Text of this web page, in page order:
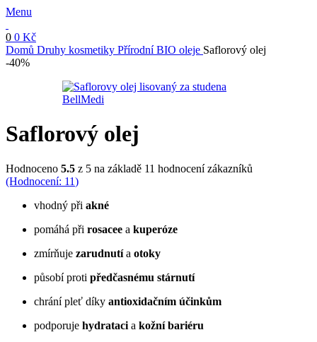
Menu
0 0 Kč
Domů Druhy kosmetiky Přírodní BIO oleje Saflorový olej
-40%
Saflorový olej
Hodnoceno 5.5 z 5 na základě 11 hodnocení zákazníků
(Hodnocení: 11)
vhodný při akné
pomáhá při rosacee a kuperóze
zmírňuje zarudnutía otoky
působí proti předčasnému stárnutí
chrání pleť díky antioxidačním účinkům
podporuje hydrataci a kožní bariéru